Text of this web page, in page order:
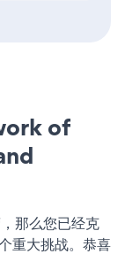
of
那么您已经克
重大挑战。恭喜